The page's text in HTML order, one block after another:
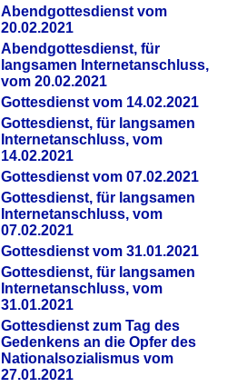
Abendgottesdienst vom
20.02.2021
Abendgottesdienst, für
langsamen Internetanschluss,
vom 20.02.2021
Gottesdienst vom 14.02.2021
Gottesdienst, für langsamen
Internetanschluss, vom
14.02.2021
Gottesdienst vom 07.02.2021
Gottesdienst, für langsamen
Internetanschluss, vom
07.02.2021
Gottesdienst vom 31.01.2021
Gottesdienst, für langsamen
Internetanschluss, vom
31.01.2021
Gottesdienst zum Tag des
Gedenkens an die Opfer des
Nationalsozialismus vom
27.01.2021